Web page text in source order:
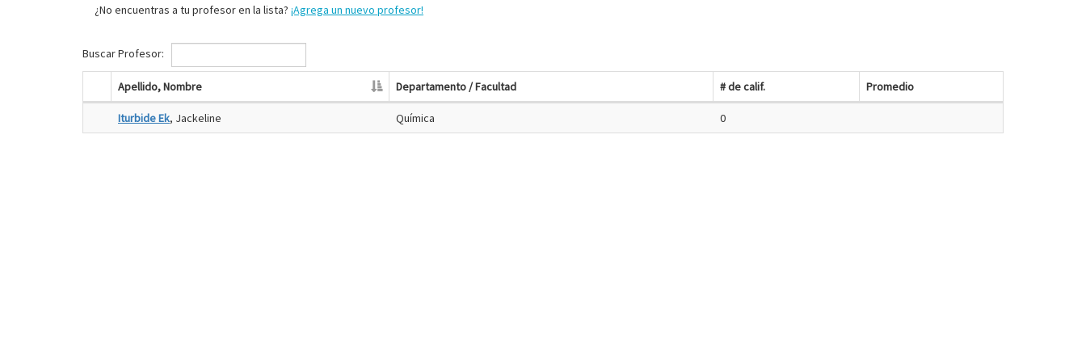
¿No encuentras a tu profesor en la lista? ¡Agrega un nuevo profesor!
Buscar Profesor:
Apellido, Nombre Departamento / Facultad # de calif. Promedio
Iturbide Ek, Jackeline Química 0